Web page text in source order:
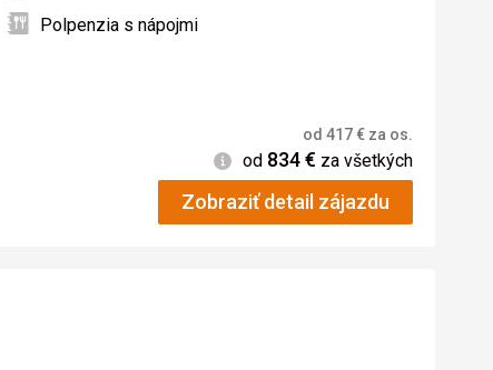
Polpenzia s nápojmi
od 417€ za os.
Informácie
od 834€ za všetkých
Zobraziť detail zájazdu